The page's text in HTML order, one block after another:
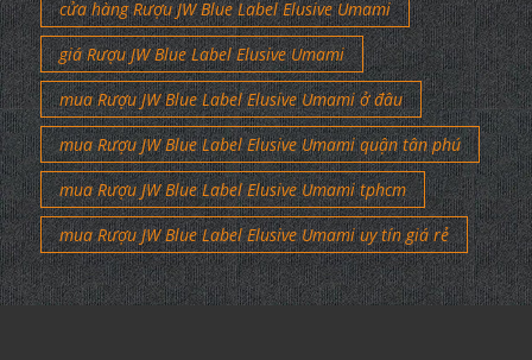
cửa hàng Rượu JW Blue Label Elusive Umami
giá Rượu JW Blue Label Elusive Umami
mua Rượu JW Blue Label Elusive Umami ở đâu
mua Rượu JW Blue Label Elusive Umami quận tân phú
mua Rượu JW Blue Label Elusive Umami tphcm
mua Rượu JW Blue Label Elusive Umami uy tín giá rẻ